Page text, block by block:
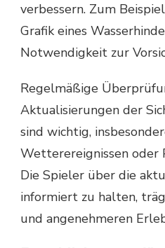
verbessern. Zum
Grafik eines
Notwendigkeit zur
Regelmäßige
Aktualisierungen der
sind wichtig,
Wetterereignissen oder
Die Spieler über die
informiert zu halten,
und angenehmeren